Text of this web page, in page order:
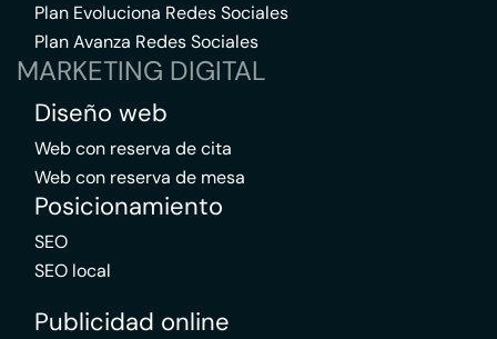
Plan Evoluciona Redes Sociales
Plan Avanza Redes Sociales
MARKETING DIGITAL
Diseño web
Web con reserva de cita
Web con reserva de mesa
Posicionamiento
SEO
SEO local
Publicidad online